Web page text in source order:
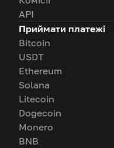
API
Приймати платежі
Bitcoin
USDT
Ethereum
Solana
Litecoin
Dogecoin
Monero
BNB